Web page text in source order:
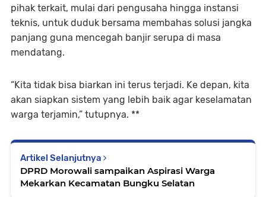
pihak terkait, mulai dari pengusaha hingga instansi
teknis, untuk duduk bersama membahas solusi jangka
panjang guna mencegah banjir serupa di masa
mendatang.
“Kita tidak bisa biarkan ini terus terjadi. Ke depan, kita
akan siapkan sistem yang lebih baik agar keselamatan
warga terjamin,” tutupnya. **
Artikel Selanjutnya
DPRD Morowali sampaikan Aspirasi Warga
Mekarkan Kecamatan Bungku Selatan